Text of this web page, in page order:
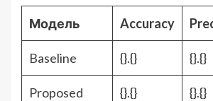
Модель Accuracy
Baseline {}.{} {}.{}
Proposed {}.{} {}.{}